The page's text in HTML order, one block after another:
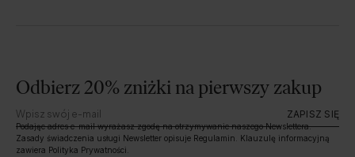
Odbierz 20% zniżki na pierwszy zakup
ZAPISZ SIĘ
Podając adres e-mail wyrażasz zgodę na otrzymywanie naszego Newslettera.
Zasady świadczenia usługi Newsletter opisuje Regulamin. Klauzulę informacyjną
zawiera Polityka Prywatności.